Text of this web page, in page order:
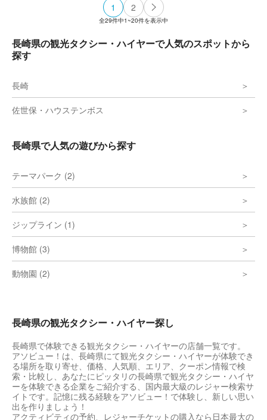
1 2
全29件中1~20件を表示中
長崎県の観光タクシー・ハイヤーで人気のスポットから
探す
長崎
佐世保・ハウステンボス
長崎県で人気の遊びから探す
テーマパーク (2)
水族館 (2)
ジップライン (1)
博物館 (3)
動物園 (2)
長崎県の観光タクシー・ハイヤー探し
長崎県で体験できる観光タクシー・ハイヤーの店舗一覧です。
アソビュー！は、長崎県にて観光タクシー・ハイヤーが体験でき
る場所を取り寄せ、価格、人気順、エリア、クーポン情報で検
索・比較し、あなたにピッタリの長崎県で観光タクシー・ハイヤ
ーを体験できる企業をご紹介する、国内最大級のレジャー検索サ
イトです。記憶に残る経験をアソビュー！で体験し、新しい思い
出を作りましょう！
アクティビティの予約、レジャーチケットの購入なら日本最大の